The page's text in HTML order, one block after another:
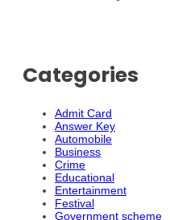
Categories
Admit Card
Answer Key
Automobile
Business
Crime
Educational
Entertainment
Festival
Government scheme